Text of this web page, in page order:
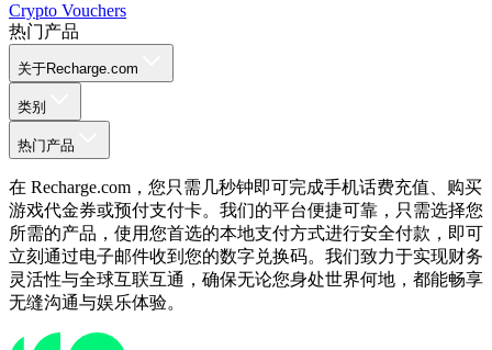
Crypto Vouchers
热门产品
关于Recharge.com
类别
热门产品
在 Recharge.com，您只需几秒钟即可完成手机话费充值、购买
游戏代金券或预付支付卡。我们的平台便捷可靠，只需选择您
所需的产品，使用您首选的本地支付方式进行安全付款，即可
立刻通过电子邮件收到您的数字兑换码。我们致力于实现财务
灵活性与全球互联互通，确保无论您身处世界何地，都能畅享
无缝沟通与娱乐体验。